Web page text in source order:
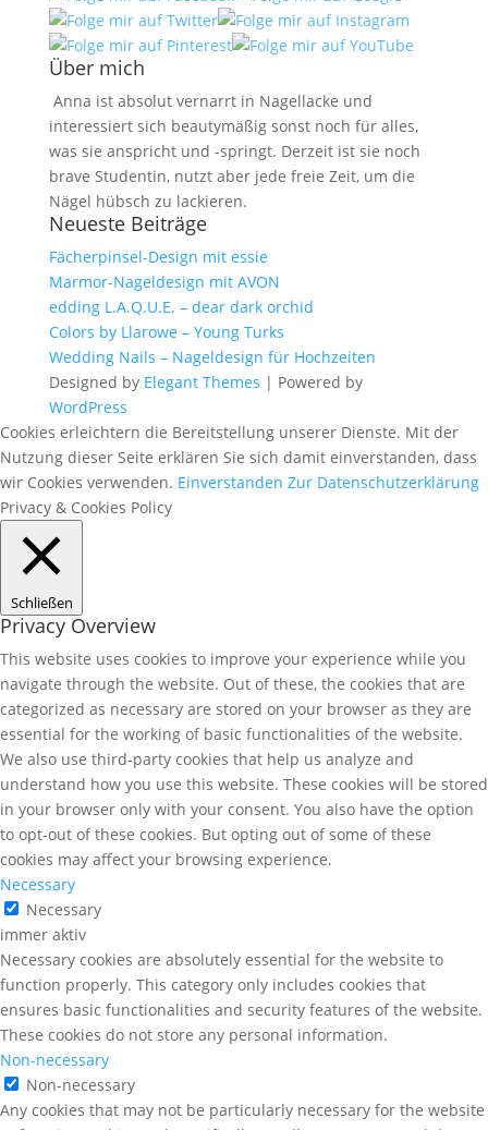
Über mich
Anna ist absolut vernarrt in Nagellacke und
interessiert sich beautymäßig sonst noch für alles,
was sie anspricht und -springt. Derzeit ist sie noch
brave Studentin, nutzt aber jede freie Zeit, um die
Nägel hübsch zu lackieren.
Neueste Beiträge
Fächerpinsel-Design mit essie
Marmor-Nageldesign mit AVON
edding L.A.Q.U.E. – dear dark orchid
Colors by Llarowe – Young Turks
Wedding Nails – Nageldesign für Hochzeiten
Designed by Elegant Themes | Powered by
WordPress
Cookies erleichtern die Bereitstellung unserer Dienste. Mit der
Nutzung dieser Seite erklären Sie sich damit einverstanden, dass
wir Cookies verwenden. Einverstanden Zur Datenschutzerklärung
Privacy & Cookies Policy
Schließen
Privacy Overview
This website uses cookies to improve your experience while you
navigate through the website. Out of these, the cookies that are
categorized as necessary are stored on your browser as they are
essential for the working of basic functionalities of the website.
We also use third-party cookies that help us analyze and
understand how you use this website. These cookies will be stored
in your browser only with your consent. You also have the option
to opt-out of these cookies. But opting out of some of these
cookies may affect your browsing experience.
Necessary
Necessary
immer aktiv
Necessary cookies are absolutely essential for the website to
function properly. This category only includes cookies that
ensures basic functionalities and security features of the website.
These cookies do not store any personal information.
Non-necessary
Non-necessary
Any cookies that may not be particularly necessary for the website